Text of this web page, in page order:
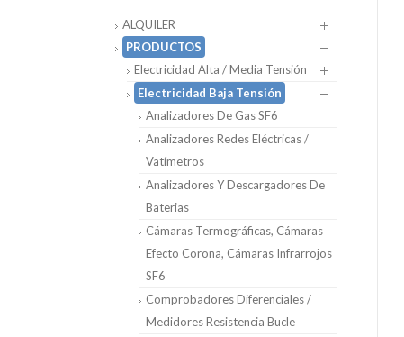
ALQUILER
PRODUCTOS
Electricidad Alta / Media Tensión
Electricidad Baja Tensión
Analizadores De Gas SF6
Analizadores Redes Eléctricas /
Vatímetros
Analizadores Y Descargadores De
Baterias
Cámaras Termográficas, Cámaras
Efecto Corona, Cámaras Infrarrojos
SF6
Comprobadores Diferenciales /
Medidores Resistencia Bucle